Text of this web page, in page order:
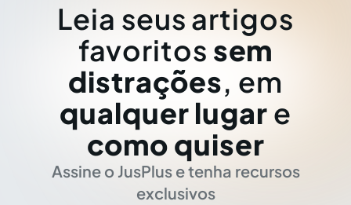
Leia seus artigos
favoritos sem
distrações, em
qualquer lugar e
como quiser
Assine o JusPlus e tenha recursos
exclusivos